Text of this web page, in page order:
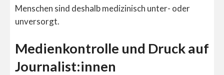
Menschen sind deshalb medizinisch unter- oder
unversorgt.
Medienkontrolle und Druck auf
Journalist:innen